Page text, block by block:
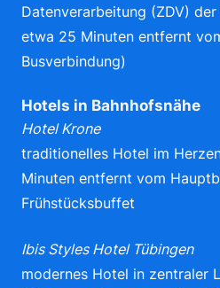
Datenverarbeitung (ZDV)
etwa 25 Minuten entfernt
Busverbindung)
Hotels in Bahnhofsnähe
Hotel Krone
traditionelles Hotel im
Minuten entfernt vom
Frühstücksbuffet
Ibis Styles Hotel Tübingen
modernes Hotel in zentraler